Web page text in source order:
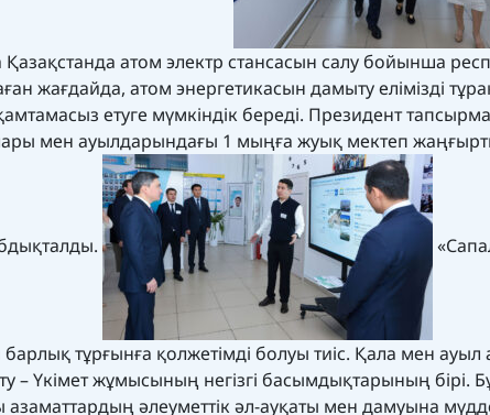
Қазақстанда атом электр стансасын салу бойынша
жағдайда, атом энергетикасын дамыту елімізді
етуге мүмкіндік береді. Президент
мен ауылдарындағы 1 мыңға жуық мектеп
тұрғынға қолжетімді болуы тиіс. Қала мен ауыл
– Үкімет жұмысының негізгі басымдықтарының бірі.
әлеуметтік әл-ауқаты мен дамуына